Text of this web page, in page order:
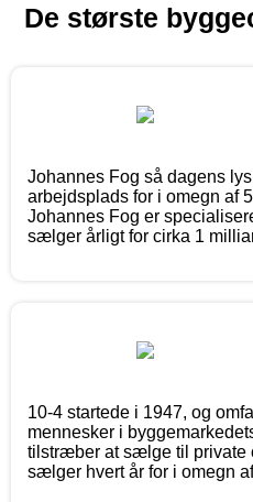
De største
Johannes Fog så dagens
arbejdsplads for i omegn af
Johannes Fog er
sælger årligt for cirka 1
10-4 startede i 1947, og
mennesker i
tilstræber at sælge til private
sælger hvert år for i omegn